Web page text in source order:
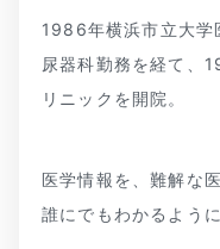
1986年横浜市立大学
尿器科勤務を経て、
リニックを開院。
医学情報を、難解な
誰にでもわかるよう